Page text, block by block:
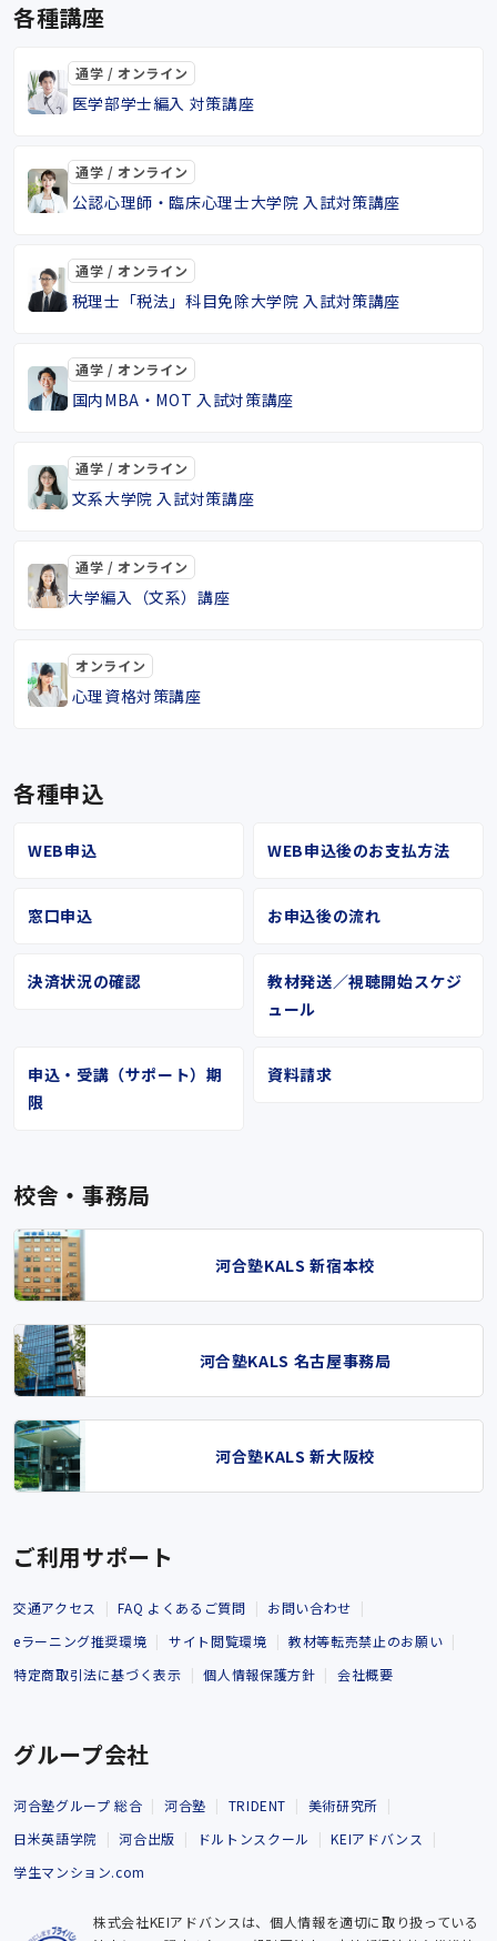
各種講座
通学 / オンライン
医学部学士編入 対策講座
通学 / オンライン
公認心理師・臨床心理士大学院 入試対策講座
通学 / オンライン
税理士「税法」科目免除大学院 入試対策講座
通学 / オンライン
国内MBA・MOT 入試対策講座
通学 / オンライン
文系大学院 入試対策講座
通学 / オンライン
大学編入（文系）講座
オンライン
心理資格対策講座
各種申込
WEB申込 WEB申込後のお支払方法
窓口申込 お申込後の流れ
決済状況の確認
教材発送／視聴開始スケジ
ュール
申込・受講（サポート）期
限
資料請求
校舎・事務局
河合塾KALS 新宿本校
河合塾KALS 名古屋事務局
河合塾KALS 新大阪校
ご利用サポート
交通アクセス FAQ よくあるご質問
お問い合わせ
eラーニング推奨環境
サイト閲覧環境
教材等転売禁止のお願い
特定商取引法に基づく表示
個人情報保護方針 会社概要
グループ会社
河合塾グループ 総合 河合塾 TRIDENT
美術研究所
日米英語学院
河合出版 ドルトンスクール
KEIアドバンス
学生マンション.com
株式会社KEIアドバンスは、個人情報を適切に取り扱っている